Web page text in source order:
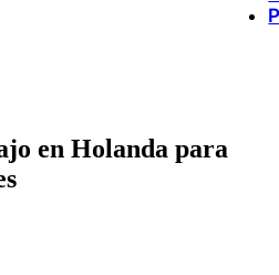
en Holanda para